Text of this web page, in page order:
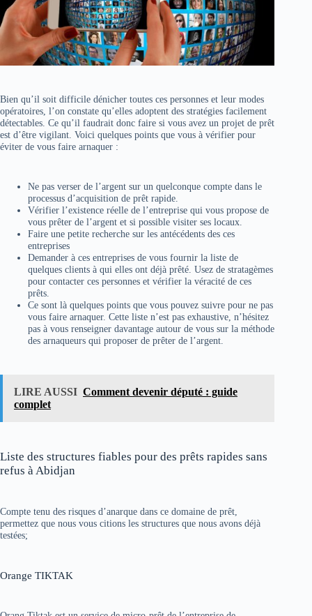
Bien qu’il soit difficile dénicher toutes ces personnes et leur modes
opératoires, l’on constate qu’elles adoptent des stratégies facilement
détectables. Ce qu’il faudrait donc faire si vous avez un projet de prêt
est d’être vigilant. Voici quelques points que vous à vérifier pour
éviter de vous faire arnaquer :
Ne pas verser de l’argent sur un quelconque compte dans le
processus d’acquisition de prêt rapide.
Vérifier l’existence réelle de l’entreprise qui vous propose de
vous prêter de l’argent et si possible visiter ses locaux.
Faire une petite recherche sur les antécédents des ces
entreprises
Demander à ces entreprises de vous fournir la liste de
quelques clients à qui elles ont déjà prêté. Usez de stratagèmes
pour contacter ces personnes et vérifier la véracité de ces
prêts.
Ce sont là quelques points que vous pouvez suivre pour ne pas
vous faire arnaquer. Cette liste n’est pas exhaustive, n’hésitez
pas à vous renseigner davantage autour de vous sur la méthode
des arnaqueurs qui proposer de prêter de l’argent.
LIRE AUSSI Comment devenir député : guide
complet
Liste des structures fiables pour des prêts rapides sans
refus à Abidjan
Compte tenu des risques d’anarque dans ce domaine de prêt,
permettez que nous vous citions les structures que nous avons déjà
testées;
Orange TIKTAK